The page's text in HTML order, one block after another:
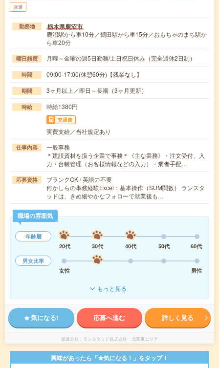
派遣
勤務地 栃木県鹿沼市
鹿沼駅から車10分／鶴田駅から車15分／おもちゃのまち駅か
ら車20分
曜日頻度 月曜～金曜の週5日勤務/土日祝日休み（完全週休2日制）
時間 09:00-17:00(休憩60分)【残業なし】
期間 3ヶ月以上／即日～長期（3ヶ月更新）
時給 時給1380円
交通費
実費支給／当社規定あり
仕事内容
一般事務
＊建設資材を扱う企業で事務＊《主な業務》・注文受付、入
力・台帳管理（お客様情報などの入力）・業者手配…
応募資格
ブランクOK / 英語力不要
何かしらの事務経験Excel：基本操作（SUM関数） ランスタ
ッドは、きめ細やかなフォローで就業後も…
職場の雰囲気
年齢層
20代
30代 40代 50代
60代
男女比率
女性
男性
もっと見る
気になる! 応募へ進む 詳しく見る
派遣会社 ランスタッド株式会社 北関東エリア
興味があったら「★気になる！」をタップ！